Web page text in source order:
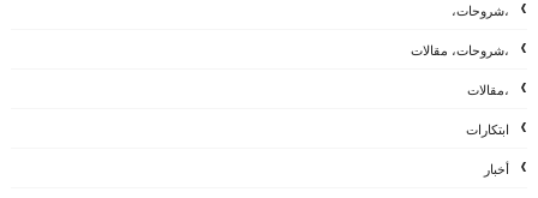
،شروحات،
،شروحات، مقالات
،مقالات
ابتكارات
أخبار